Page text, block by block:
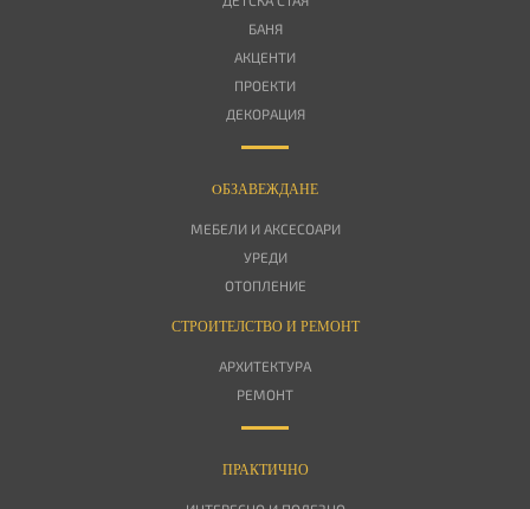
БАНЯ
АКЦЕНТИ
ПРОЕКТИ
ДЕКОРАЦИЯ
OБЗАВЕЖДАНЕ
МЕБЕЛИ И АКСЕСОАРИ
УРЕДИ
ОТОПЛЕНИЕ
СТРОИТЕЛСТВО И РЕМОНТ
АРХИТЕКТУРА
РЕМОНТ
ПРАКТИЧНО